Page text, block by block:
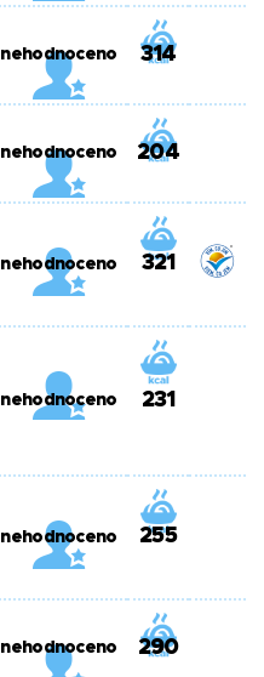
nehodnoceno 314
nehodnoceno 204
nehodnoceno 321
nehodnoceno 231
nehodnoceno 255
nehodnoceno 290